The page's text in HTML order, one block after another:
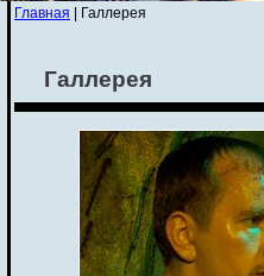
Главная | Галлерея
Галлерея